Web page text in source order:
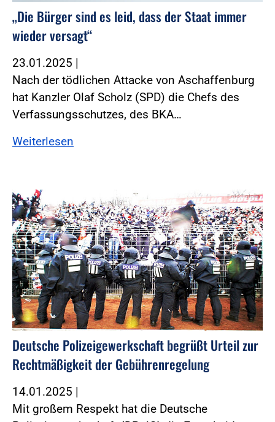
„Die Bürger sind es leid, dass der Staat immer
wieder versagt“
23.01.2025 |
Nach der tödlichen Attacke von Aschaffenburg
hat Kanzler Olaf Scholz (SPD) die Chefs des
Verfassungsschutzes, des BKA…
Weiterlesen
Foto:Fotolia
Deutsche Polizeigewerkschaft begrüßt Urteil zur
Rechtmäßigkeit der Gebührenregelung
14.01.2025 |
Mit großem Respekt hat die Deutsche